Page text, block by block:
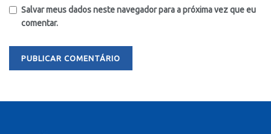
Salvar meus dados neste navegador para a próxima vez que eu
comentar.